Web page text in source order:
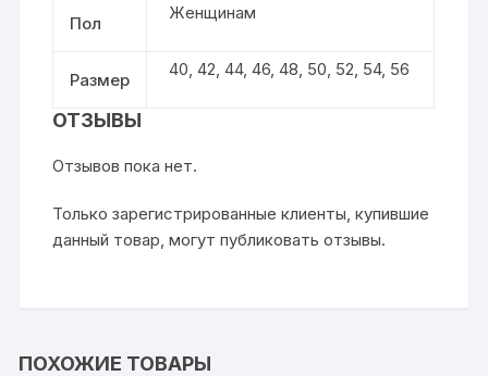
Пол
Женщинам
Размер
40 ,42 ,44,46 ,48 50 52 54, 56
ОТЗЫВЫ
Отзывов пока нет.
Только зарегистрированные клиенты, купившие
данный товар, могут публиковать отзывы.
ПОХОЖИЕ ТОВАРЫ